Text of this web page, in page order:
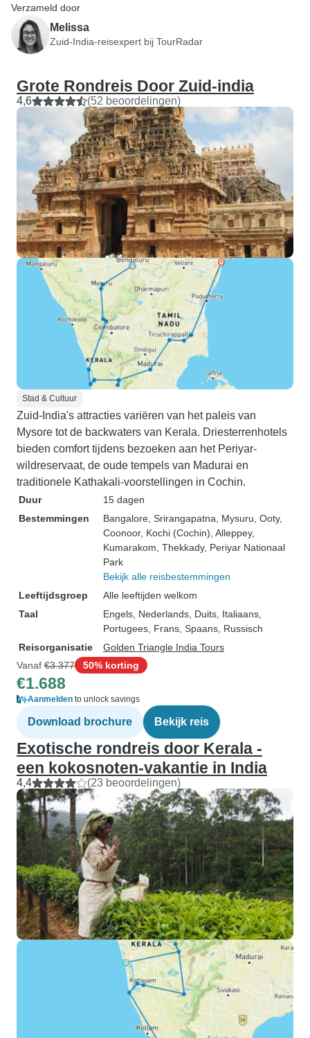
Verzameld door
Melissa
Zuid-India-reisexpert bij TourRadar
Grote Rondreis Door Zuid-india
4,6 (52 beoordelingen)
Stad & Cultuur
Zuid-India's attracties variëren van het paleis van
Mysore tot de backwaters van Kerala. Driesterrenhotels
bieden comfort tijdens bezoeken aan het Periyar-
wildreservaat, de oude tempels van Madurai en
traditionele Kathakali-voorstellingen in Cochin.
Duur
15 dagen
Bestemmingen
Bangalore , Srirangapatna , Mysuru , Ooty,
Coonoor, Kochi (Cochin) , Alleppey,
Kumarakom , Thekkady, Periyar Nationaal
Park
Bekijk alle reisbestemmingen
Leeftijdsgroep
Alle leeftijden welkom
Taal
Engels, Nederlands, Duits, Italiaans,
Portugees, Frans, Spaans, Russisch
Reisorganisatie
Golden Triangle India Tours
Vanaf €3.377 50% korting
€1.688
Aanmelden to unlock savings
Download brochure Bekijk reis
Exotische rondreis door Kerala -
een kokosnoten-vakantie in India
4,4 (23 beoordelingen)